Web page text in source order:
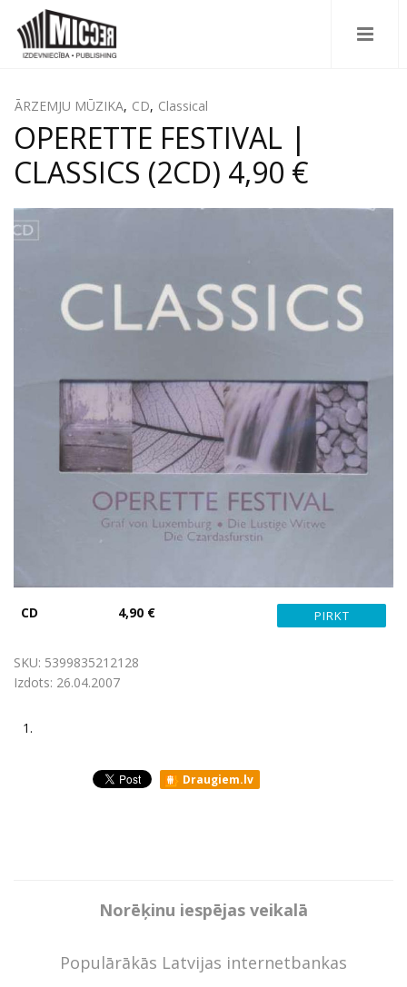
ĀRZEMJU MŪZIKA, CD, Classical
OPERETTE FESTIVAL |
CLASSICS (2CD) 4,90 €
CD 4,90 €
SKU: 5399835212128
Izdots: 26.04.2007
1.
Draugiem.lv
Norēķinu iespējas veikalā
Populārākās Latvijas internetbankas